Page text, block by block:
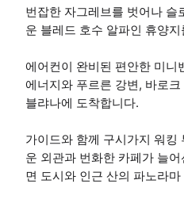
번잡한 자그레브를 벗어나
운 블레드 호수 알파인 휴양
에어컨이 완비된 편안한 미니
에너지와 푸르른 강변, 바로
블랴나에 도착합니다.
가이드와 함께 구시가지 워킹
운 외관과 번화한 카페가 늘
면 도시와 인근 산의 파노라